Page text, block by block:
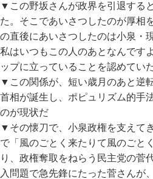
▼この野坂さんが政界を引退する
た。そこであいさつしたのが厚相
の直後にあいさつしたのは小泉・
私はいつもこの人のあとなんです
ップに立っていることを認めてい
▼この関係が、短い歳月のあと逆
首相が誕生し、ポピュリズム的手
のが現状だ
▼その懐刀で、小泉政権を支えて
で「風のごとく来たりて風のごと
り、政権奪取をねらう民主党の菅
入問題で急先鋒にたった菅さんが